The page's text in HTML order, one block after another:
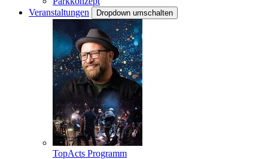
Veranstaltungen
Dropdown umschalten
TopActs Programm